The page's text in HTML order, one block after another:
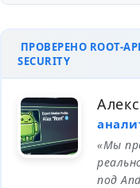
ПРОВЕРЕНО ROOT-
SECURITY
«Мы
под